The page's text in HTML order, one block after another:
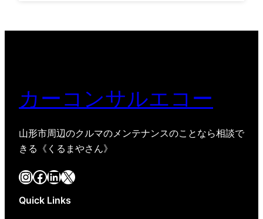
カーコンサルエコー
山形市周辺のクルマのメンテナンスのことなら相談で
きる《くるまやさん》
InstagramFacebook LinkedIn X
Quick Links